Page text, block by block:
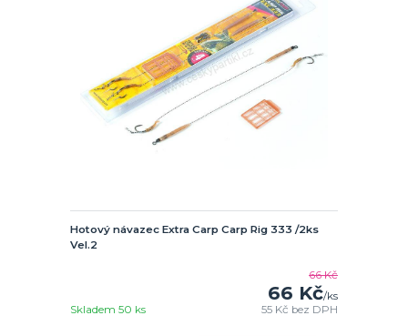
Hotový návazec Extra Carp Carp Rig 333 /2ks
Vel.2
66 Kč
66 Kč/ks
55 Kč bez DPH
Skladem 50 ks